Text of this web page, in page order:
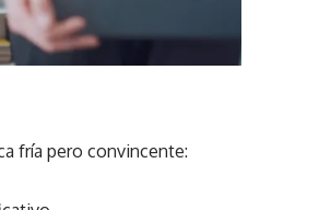
fría pero convincente: